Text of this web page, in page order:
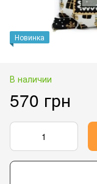
Новинка
В наличии
570 грн